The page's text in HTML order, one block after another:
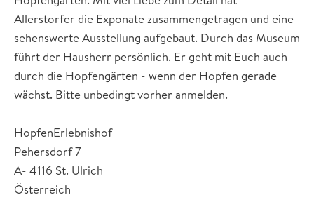
Allerstorfer die Exponate zusammengetragen und eine
sehenswerte Ausstellung aufgebaut. Durch das Museum
führt der Hausherr persönlich. Er geht mit Euch auch
durch die Hopfengärten - wenn der Hopfen gerade
wächst. Bitte unbedingt vorher anmelden.
HopfenErlebnishof
Pehersdorf 7
A- 4116 St. Ulrich
Österreich